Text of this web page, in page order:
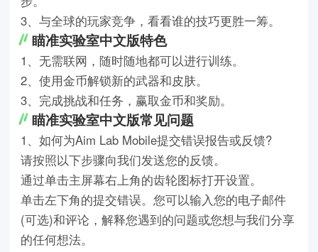
3、与全球的玩家竞争，看看谁的技巧更胜一筹。
瞄准实验室中文版特色
1、无需联网，随时随地都可以进行训练。
2、使用金币解锁新的武器和皮肤。
3、完成挑战和任务，赢取金币和奖励。
瞄准实验室中文版常见问题
1、如何为Aim Lab Mobile提交错误报告或反馈?
请按照以下步骤向我们发送您的反馈。
通过单击主屏幕右上角的齿轮图标打开设置。
单击左下角的提交错误。您可以输入您的电子邮件
(可选)和评论，解释您遇到的问题或您想与我们分享
的任何想法。